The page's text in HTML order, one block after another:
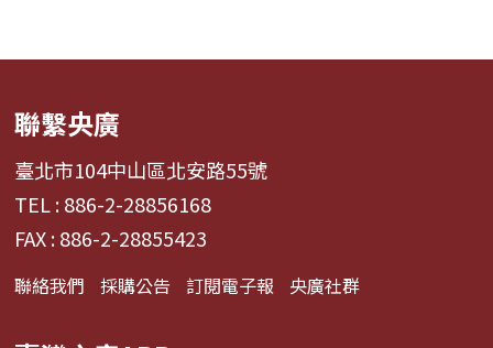
聯繫央廣
臺北市104中山區北安路55號
TEL : 886-2-28856168
FAX : 886-2-28855423
聯絡我們 採購公告 訂閱電子報 央廣社群